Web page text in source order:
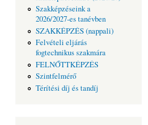
Szakképzéseink a
2026/2027-es tanévben
SZAKKÉPZÉS (nappali)
Felvételi eljárás
fogtechnikus szakmára
FELNŐTTKÉPZÉS
Szintfelmérő
Térítési díj és tandíj